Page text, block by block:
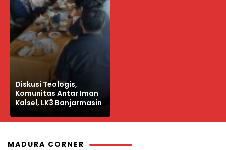
Diskusi Teologis,
Komunitas Antar Iman
Kalsel, LK3 Banjarmasin
MADURA CORNER